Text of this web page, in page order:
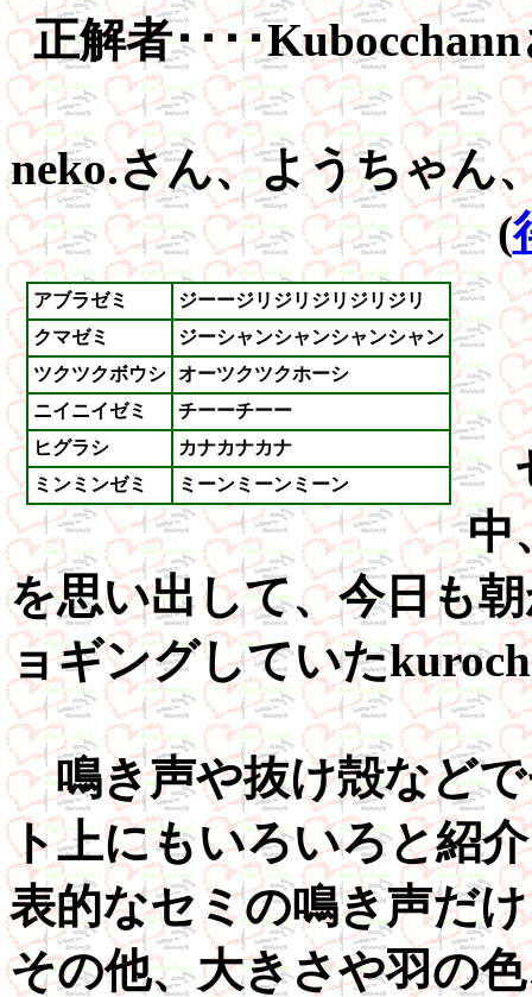
正解者････
neko.さん、ようちゃ
(
アブラゼミ
ジーージリジリジリジリジリ
クマゼミ
ジーシャンシャンシャンシャン
ツクツクボウシ オーツクツクホーシ
ニイニイゼミ
チーーチーー
ヒグラシ
カナカナカナ
ミンミンゼミ
ミーンミーンミーン
中
を思い出して、今日も
ョギングしていた
鳴き声や抜け殻などで
ト上にもいろいろと紹
表的なセミの鳴き声だ
その他、大きさや羽の